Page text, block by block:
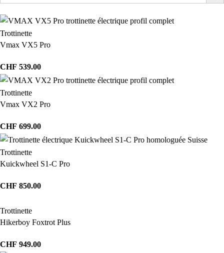
Trottinette
Vmax VX5 Pro
CHF 539.00
Trottinette
Vmax VX2 Pro
CHF 699.00
Trottinette
Kuickwheel S1-C Pro
CHF 850.00
Trottinette
Hikerboy Foxtrot Plus
CHF 949.00